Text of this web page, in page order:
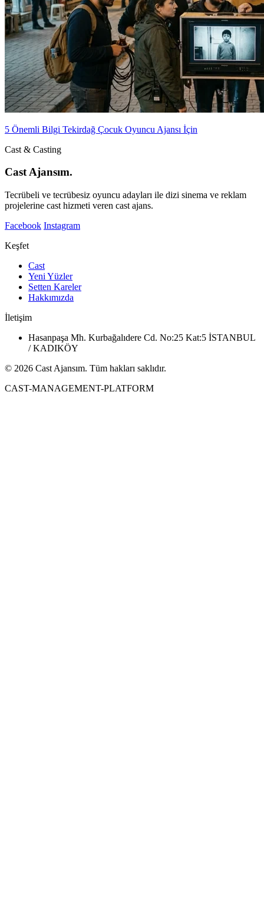
5 Önemli Bilgi Tekirdağ Çocuk Oyuncu Ajansı İçin
Cast & Casting
Cast Ajansım.
Tecrübeli ve tecrübesiz oyuncu adayları ile dizi sinema ve reklam
projelerine cast hizmeti veren cast ajans.
Facebook Instagram
Keşfet
Cast
Yeni Yüzler
Setten Kareler
Hakkımızda
İletişim
Hasanpaşa Mh. Kurbağalıdere Cd. No:25 Kat:5 İSTANBUL
/ KADIKÖY
© 2026 Cast Ajansım. Tüm hakları saklıdır.
CAST-MANAGEMENT-PLATFORM